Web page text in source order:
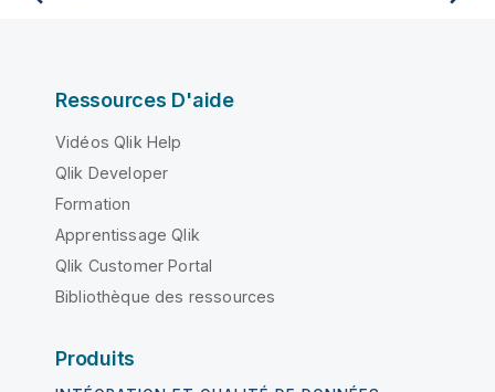
Ressources D'aide
Vidéos Qlik Help
Qlik Developer
Formation
Apprentissage Qlik
Qlik Customer Portal
Bibliothèque des ressources
Produits